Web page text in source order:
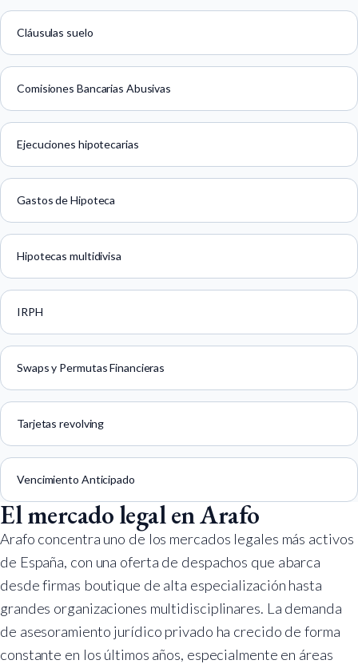
Cláusulas suelo
Comisiones Bancarias Abusivas
Ejecuciones hipotecarias
Gastos de Hipoteca
Hipotecas multidivisa
IRPH
Swaps y Permutas Financieras
Tarjetas revolving
Vencimiento Anticipado
El mercado legal en Arafo
Arafo concentra uno de los mercados legales más activos
de España, con una oferta de despachos que abarca
desde firmas boutique de alta especialización hasta
grandes organizaciones multidisciplinares. La demanda
de asesoramiento jurídico privado ha crecido de forma
constante en los últimos años, especialmente en áreas